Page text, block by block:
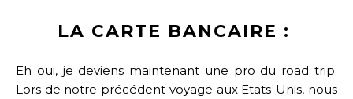
LA CARTE BANCAIRE :
Eh oui, je deviens maintenant une pro du road trip.
Lors de notre précédent voyage aux Etats-Unis, nous